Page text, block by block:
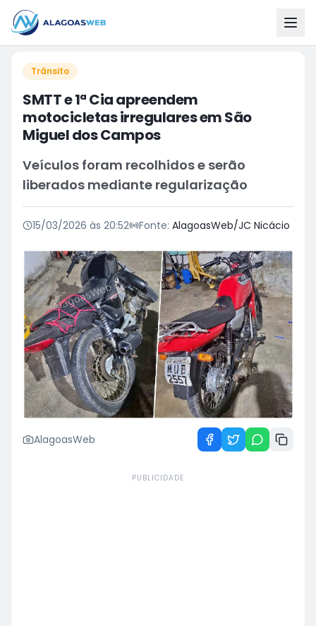
Trânsito
SMTT e 1ª Cia apreendem
motocicletas irregulares em São
Miguel dos Campos
Veículos foram recolhidos e serão
liberados mediante regularização
15/03/2026 às 20:52 Fonte: AlagoasWeb/JC Nicácio
AlagoasWeb
PUBLICIDADE